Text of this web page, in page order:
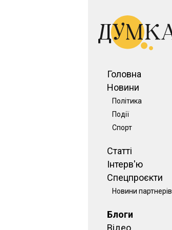
Головна
Новини
Політика
Події
Спорт
Статті
Інтерв'ю
Спецпроєкти
Новини партнерів
Блоги
Відео